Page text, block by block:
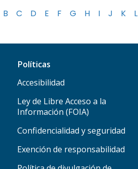
B C D E F G H I J K L
Políticas
Accesibilidad
Ley de Libre Acceso a la
Información (FOIA)
Confidencialidad y seguridad
Exención de responsabilidad